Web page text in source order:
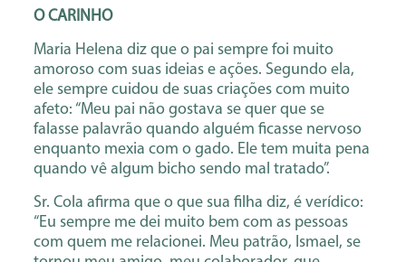
O CARINHO
Maria Helena diz que o pai sempre foi muito
amoroso com suas ideias e ações. Segundo ela,
ele sempre cuidou de suas criações com muito
afeto: “Meu pai não gostava se quer que se
falasse palavrão quando alguém ficasse nervoso
enquanto mexia com o gado. Ele tem muita pena
quando vê algum bicho sendo mal tratado”.
Sr. Cola afirma que o que sua filha diz, é verídico:
“Eu sempre me dei muito bem com as pessoas
com quem me relacionei. Meu patrão, Ismael, se